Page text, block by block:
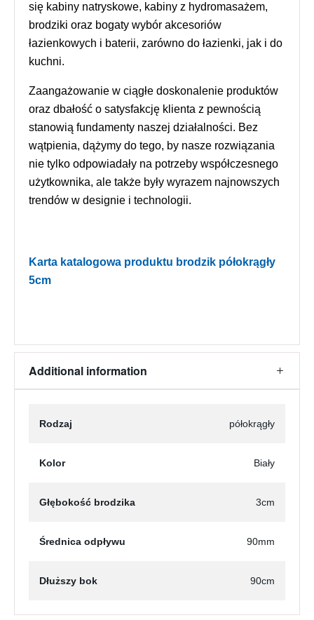
się kabiny natryskowe, kabiny z hydromasażem,
brodziki oraz bogaty wybór akcesoriów
łazienkowych i baterii, zarówno do łazienki, jak i do
kuchni.
Zaangażowanie w ciągłe doskonalenie produktów
oraz dbałość o satysfakcję klienta z pewnością
stanowią fundamenty naszej działalności. Bez
wątpienia, dążymy do tego, by nasze rozwiązania
nie tylko odpowiadały na potrzeby współczesnego
użytkownika, ale także były wyrazem najnowszych
trendów w designie i technologii.
Karta katalogowa produktu brodzik półokrągły
5cm
Additional information
Rodzaj półokrągły
Kolor Biały
Głębokość brodzika 3cm
Średnica odpływu 90mm
Dłuższy bok 90cm